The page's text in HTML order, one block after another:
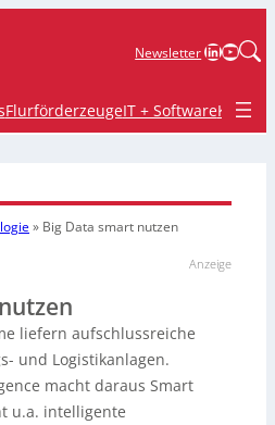
NewsletterLinkedIn
FlurförderzeugeIT + SoftwareKrane
» Big Data smart nutzen
Anzeige
liefern aufschlussreiche
und Logistikanlagen.
macht daraus Smart
u.a. intelligente